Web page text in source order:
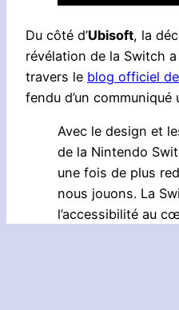
Du côté d’Ubisoft, la
révélation de la Switch a
travers le blog officiel
fendu d’un
Avec le design et
de la Nintendo
une fois de plus
nous jouons. La
l’accessibilité au